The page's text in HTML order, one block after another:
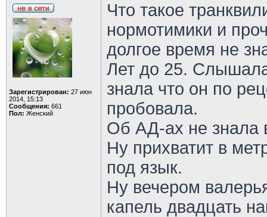
Зарегистрирован: 27 июн
2014, 15:13
Сообщения: 661
Пол: Женский
Что такое
нормотимики и
долгое время не
Лет до 25.
знала что он по
пробовала.
Об АД-ах не знала
Ну прихватит в
под язык.
Ну вечером
капель двадцать